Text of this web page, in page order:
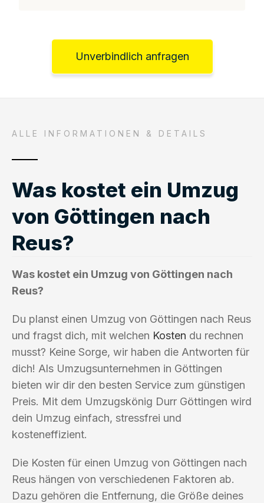
Unverbindlich anfragen
ALLE INFORMATIONEN & DETAILS
Was kostet ein Umzug
von Göttingen nach
Reus?
Was kostet ein Umzug von Göttingen nach
Reus?
Du planst einen Umzug von Göttingen nach Reus
und fragst dich, mit welchen Kosten du rechnen
musst? Keine Sorge, wir haben die Antworten für
dich! Als Umzugsunternehmen in Göttingen
bieten wir dir den besten Service zum günstigen
Preis. Mit dem Umzugskönig Durr Göttingen wird
dein Umzug einfach, stressfrei und
kosteneffizient.
Die Kosten für einen Umzug von Göttingen nach
Reus hängen von verschiedenen Faktoren ab.
Dazu gehören die Entfernung, die Größe deines